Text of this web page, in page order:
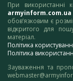
При використанні
armyinform.com.ua
обов’язковим є
відкритого для
матеріал.
Політика
Політика
Зауваження та